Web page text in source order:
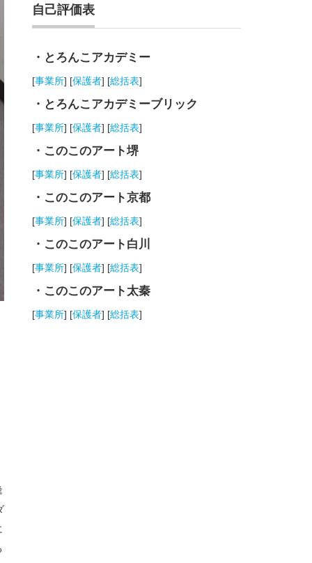
自己評価表
・とろんこアカデミー
[事業所] [保護者] [総括表]
・とろんこアカデミーブリック
[事業所] [保護者] [総括表]
・このこのアート堺
[事業所] [保護者] [総括表]
・このこのアート京都
[事業所] [保護者] [総括表]
・このこのアート白川
[事業所] [保護者] [総括表]
・このこのアート太秦
[事業所] [保護者] [総括表]